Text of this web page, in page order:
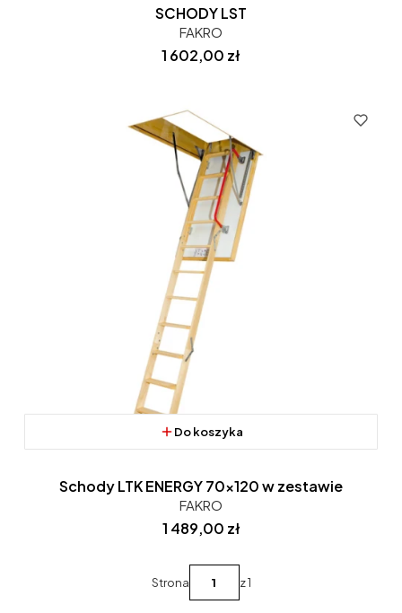
SCHODY LST
FAKRO
Cena
1 602,00 zł
Do koszyka
Schody LTK ENERGY 70x120 w zestawie
FAKRO
Cena
1 489,00 zł
Strona z 1